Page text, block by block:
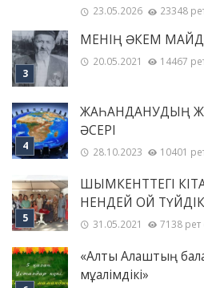
23.05.2026 23348
МЕНІҢ ƏКЕМ
20.05.2021 14467
ЖАҺАНДАНУДЫҢ
ӘСЕРІ
28.10.2023 10401
ШЫМКЕНТТЕГІ
НЕНДЕЙ ОЙ
31.05.2021 7138 рет
«Алты Алаштың
мұғалімдікі»